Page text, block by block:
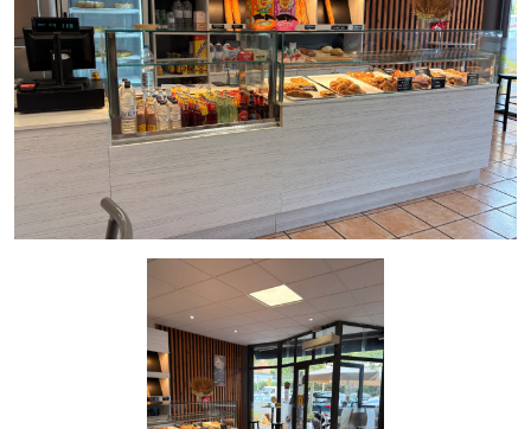
Una excelente oportunidad para continuar con
una actividad rentable en Viladecans,en unlocal atractivo y
totalmente listo para operar. Gestionado porInmo Olaya,
agencia líder entraspasos de hostelería en Barcelona.
Contáctanos enInmo Olaya
para más detalles y agendar una
visita.